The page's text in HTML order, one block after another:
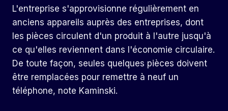
L'entreprise s'approvisionne régulièrement en
anciens appareils auprès des entreprises, dont
les pièces circulent d'un produit à l'autre jusqu'à
ce qu'elles reviennent dans l'économie circulaire.
De toute façon, seules quelques pièces doivent
être remplacées pour remettre à neuf un
téléphone, note Kaminski.